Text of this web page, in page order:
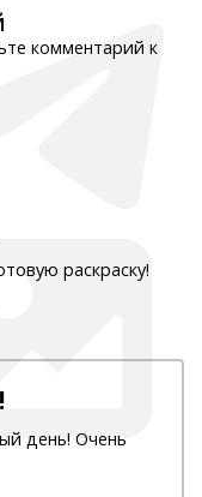
комментарий к
раскраску!
день! Очень